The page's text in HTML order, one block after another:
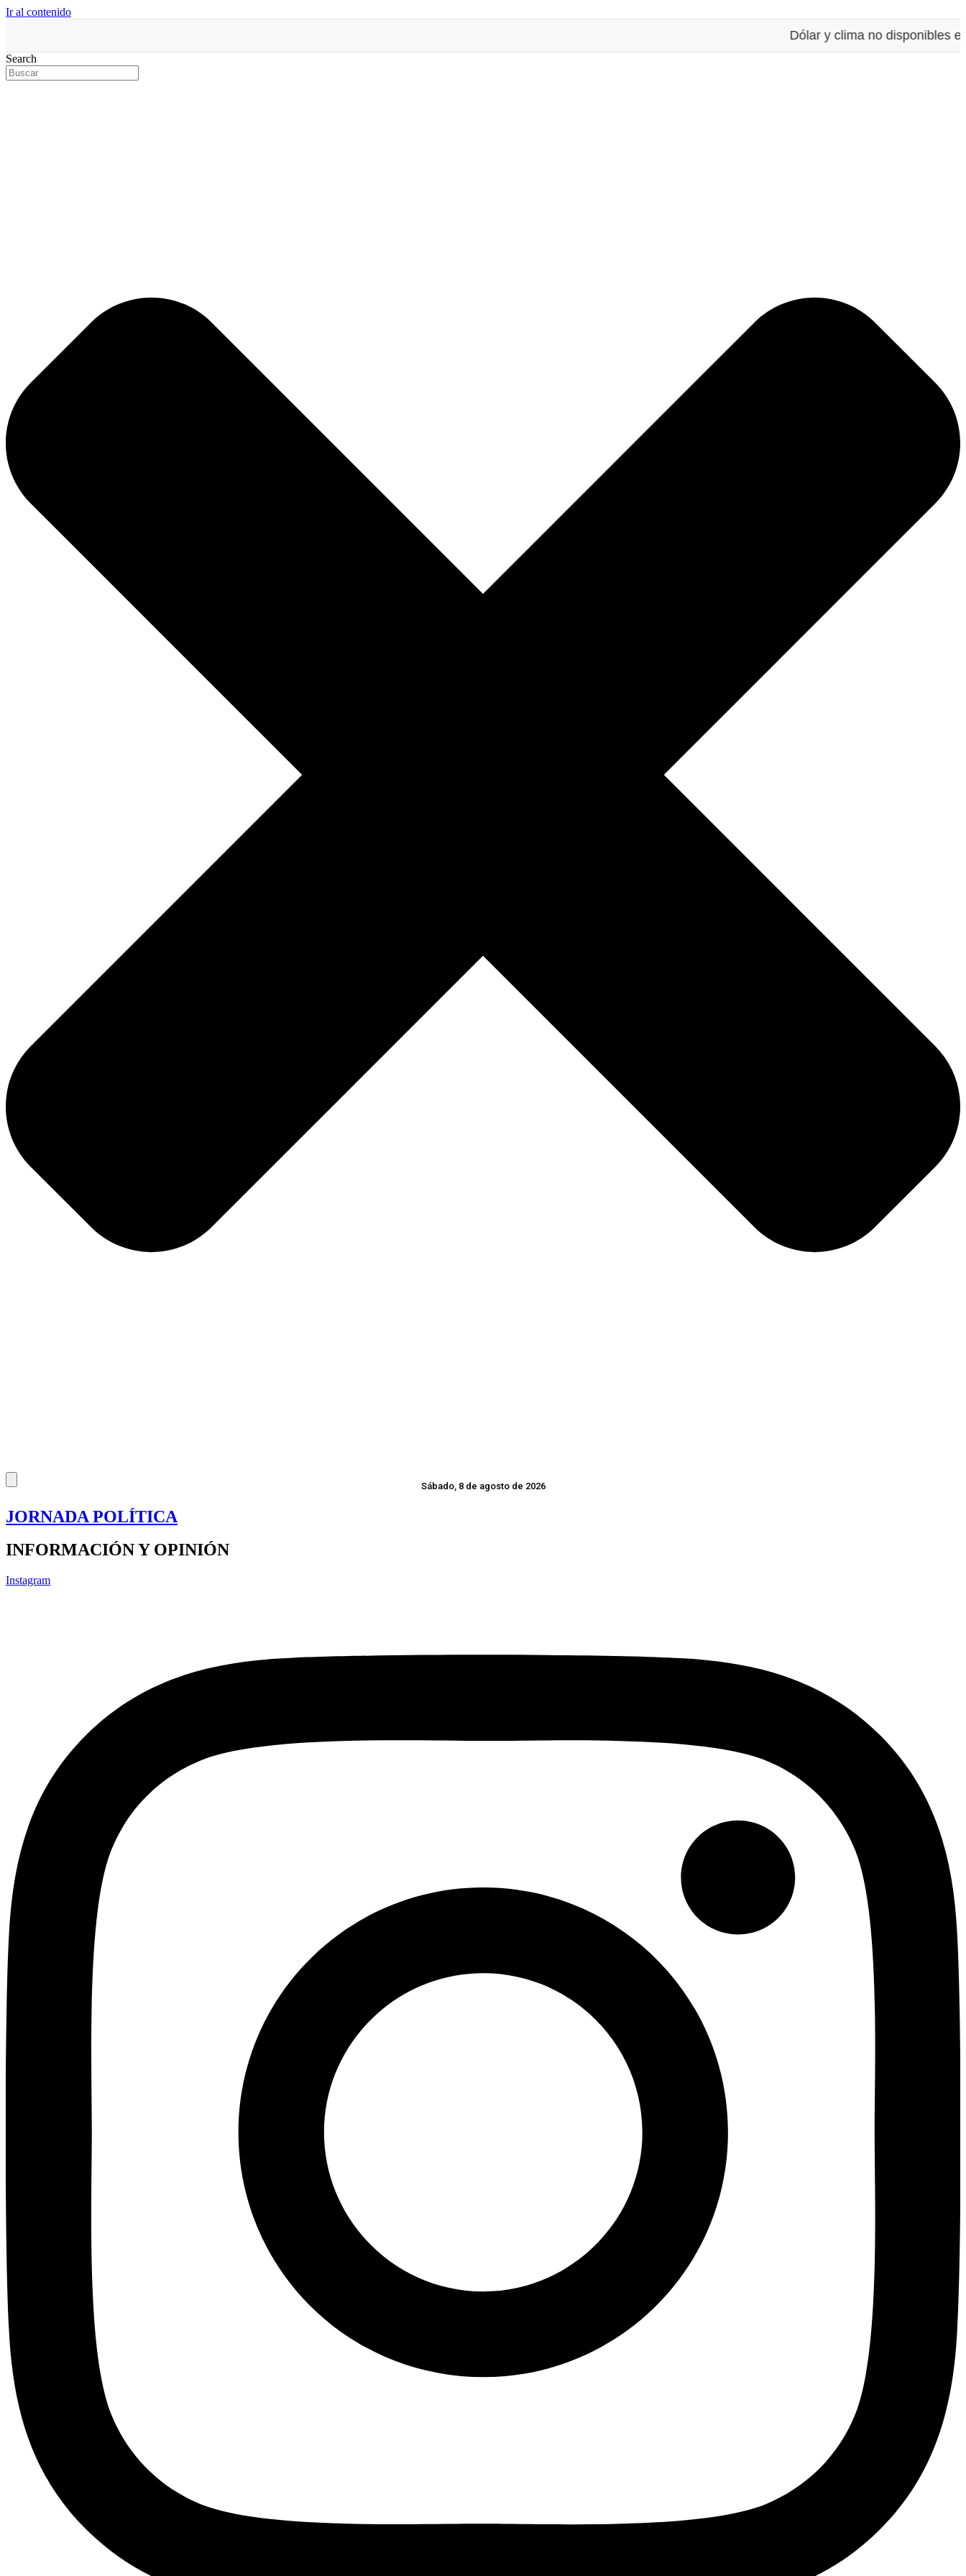
Ir al contenido
Dólar y clima no disponibles en
Search
Sábado, 8 de agosto de 2026
JORNADA POLÍTICA
INFORMACIÓN Y OPINIÓN
Instagram